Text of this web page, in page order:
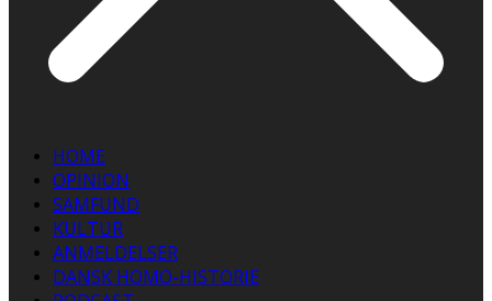
HOME
OPINION
SAMFUND
KULTUR
ANMELDELSER
DANSK HOMO-HISTORIE